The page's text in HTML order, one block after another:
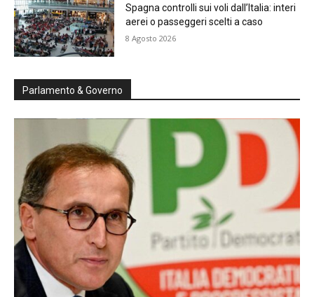
Spagna controlli sui voli dall’Italia: interi
aerei o passeggeri scelti a caso
8 Agosto 2026
Parlamento & Governo